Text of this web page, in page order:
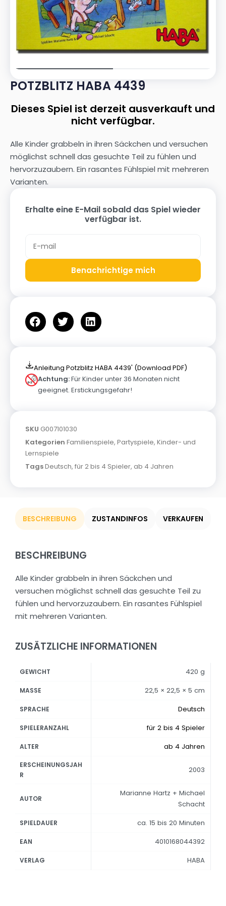
POTZBLITZ HABA 4439
Dieses Spiel ist derzeit ausverkauft und
nicht verfügbar.
Alle Kinder grabbeln in ihren Säckchen und versuchen
möglichst schnell das gesuchte Teil zu fühlen und
hervorzuzaubern. Ein rasantes Fühlspiel mit mehreren
Varianten.
Erhalte eine E-Mail sobald das Spiel wieder
verfügbar ist.
Benachrichtige mich
Anleitung Potzblitz HABA 4439' (Download PDF)
Achtung:Für Kinder unter 36 Monaten nicht
geeignet. Erstickungsgefahr!
SKU G007101030
Kategorien Familienspiele, Partyspiele, Kinder- und
Lernspiele
TagsDeutsch, für 2 bis 4 Spieler, ab 4 Jahren
BESCHREIBUNG ZUSTANDINFOS VERKAUFEN
BESCHREIBUNG
Alle Kinder grabbeln in ihren Säckchen und
versuchen möglichst schnell das gesuchte Teil zu
fühlen und hervorzuzaubern. Ein rasantes Fühlspiel
mit mehreren Varianten.
ZUSÄTZLICHE INFORMATIONEN
GEWICHT 420 g
MASSE 22,5 × 22,5 × 5 cm
SPRACHE Deutsch
SPIELERANZAHL für 2 bis 4 Spieler
ALTER ab 4 Jahren
ERSCHEINUNGSJAH
R
2003
AUTOR
Marianne Hartz + Michael
Schacht
SPIELDAUER ca. 15 bis 20 Minuten
EAN 4010168044392
VERLAG HABA